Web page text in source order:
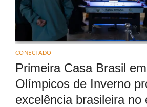
CONECTADO
Primeira Casa Brasil
Olímpicos de Inverno
excelência brasileira no